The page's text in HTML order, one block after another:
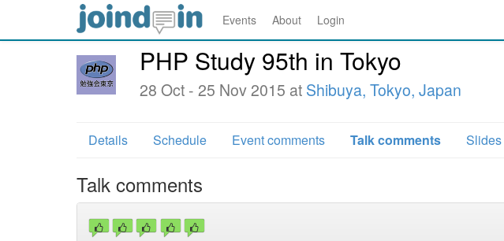
Events About Login
PHP Study 95th in Tokyo
28 Oct - 25 Nov 2015 at Shibuya, Tokyo, Japan
Details Schedule Event comments Talk comments Slides
Talk comments